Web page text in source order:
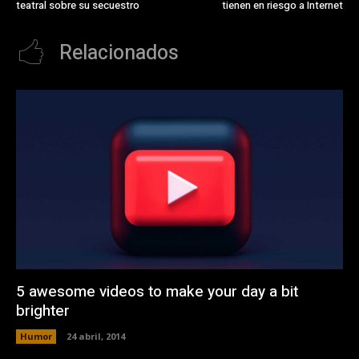
teatral sobre su secuestro tienen en riesgo a Internet
Relacionados
5 awesome videos to make your day a bit
brighter
Humor 24 abril, 2014